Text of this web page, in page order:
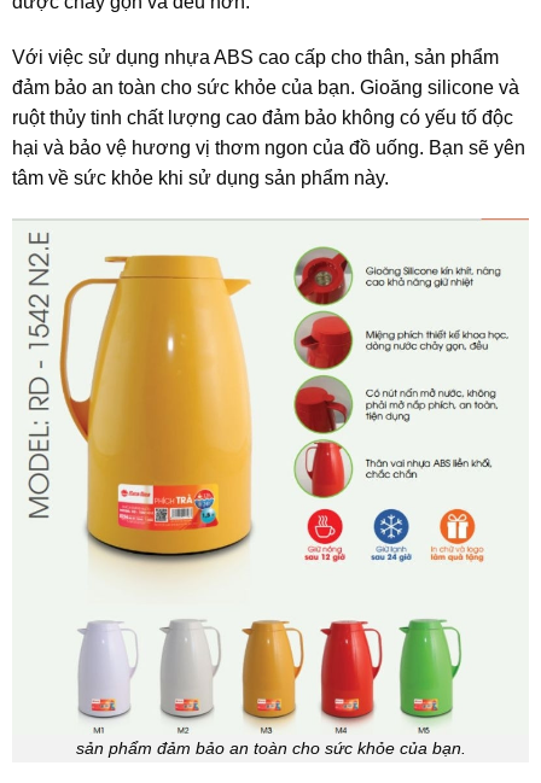
Với việc sử dụng nhựa ABS cao cấp cho thân, sản phẩm
đảm bảo an toàn cho sức khỏe của bạn. Gioăng silicone và
ruột thủy tinh chất lượng cao đảm bảo không có yếu tố độc
hại và bảo vệ hương vị thơm ngon của đồ uống. Bạn sẽ yên
tâm về sức khỏe khi sử dụng sản phẩm này.
sản phẩm đảm bảo an toàn cho sức khỏe của bạn.